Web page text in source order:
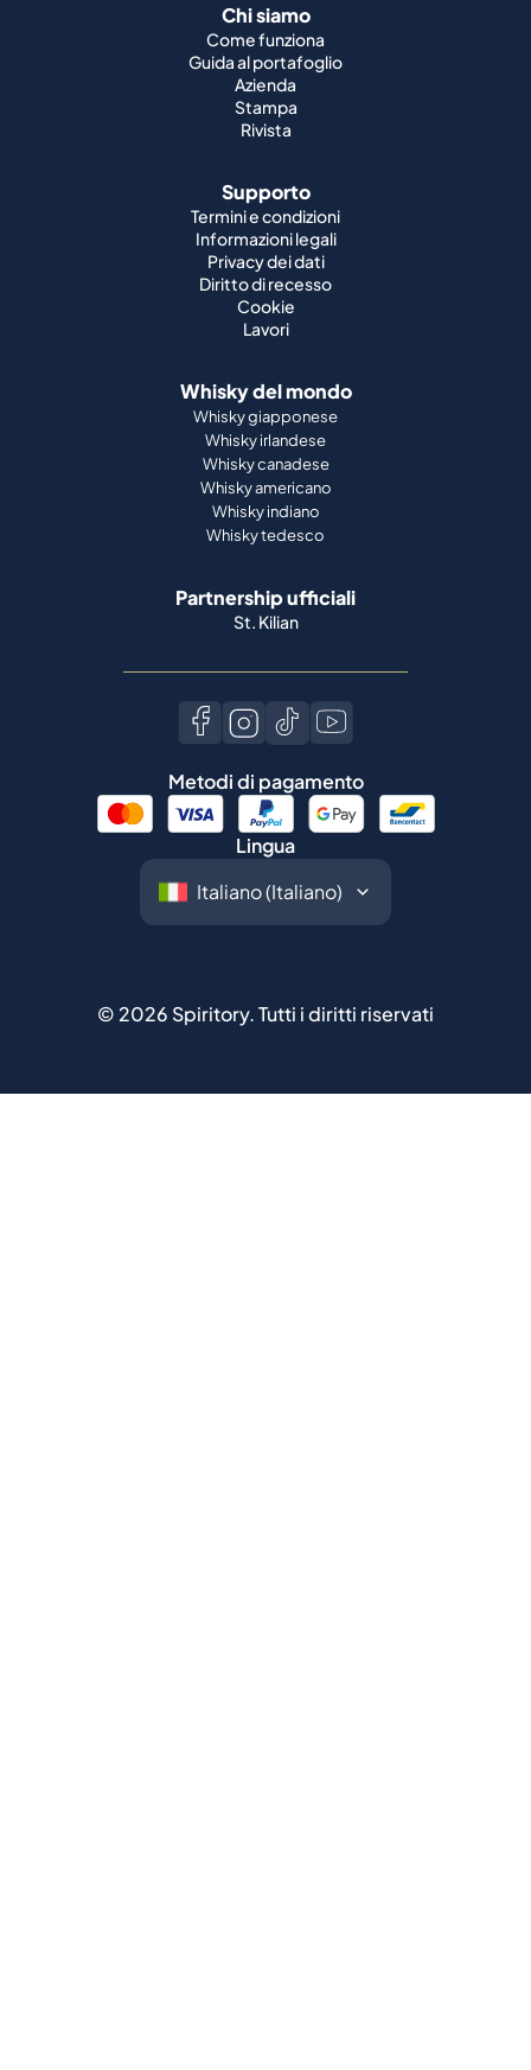
Rivista
Supporto
Termini e condizioni
Informazioni legali
Privacy dei dati
Cookie
Lavori
Whisky del mondo
Whisky giapponese
Whisky irlandese
Whisky indiano
Whisky tedesco
Partnership ufficiali
St. Kilian
Lingua
2026Spiritory.Tutti i diritti riservati